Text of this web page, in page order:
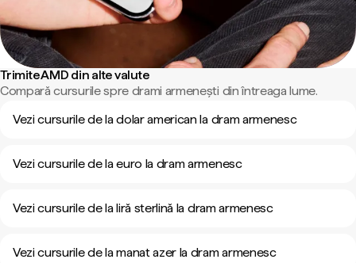
Trimite AMD din alte valute
Compară cursurile spre drami armenești din întreaga lume.
Vezi cursurile de la dolar american la dram armenesc
Vezi cursurile de la euro la dram armenesc
Vezi cursurile de la liră sterlină la dram armenesc
Vezi cursurile de la manat azer la dram armenesc